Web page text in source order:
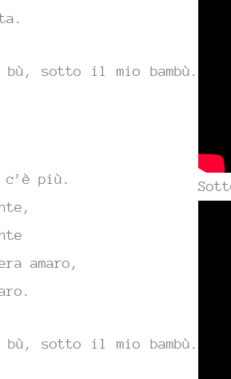
bù, sotto il mio bambù.
c’è più.
amaro,
sotto il mio bambù.